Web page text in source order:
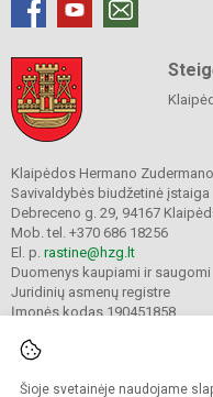
Šioje svetainėje naudojame
Klaipėdos Hermano
Savivaldybės biudžetinė įstaiga
Debreceno g. 29, 94167
Mob. tel. +370 686 18256
El. p. rastine@hzg.lt
Duomenys kaupiami ir saugomi
Juridinių asmenų registre
Įmonės kodas 190451858
© 2022. Klaipėdos Hermano